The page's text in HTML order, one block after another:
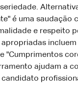
é uma saudação
e respeito
incluem
"Cumprimentos
ajudam a
candidato